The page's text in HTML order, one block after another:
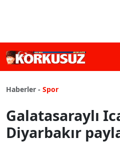
Haberler - Spor
Galatasaraylı
Diyarbakır